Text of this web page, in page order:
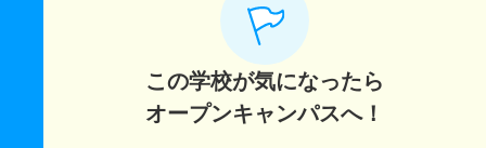
この学校が気になったら
オープンキャンパスへ！